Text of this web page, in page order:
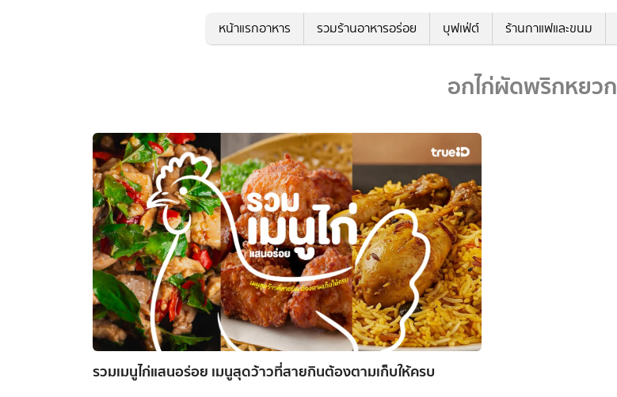
หน้าแรกอาหาร รวมร้านอาหารอร่อย บุฟเฟ่ต์ ร้านกาแฟและขนม
อกไก่ผัดพริกหยวก
รวมเมนูไก่แสนอร่อย เมนูสุดว้าวที่สายกินต้องตามเก็บให้ครบ